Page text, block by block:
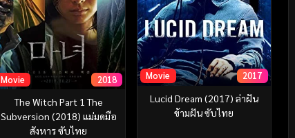
Movie 2018
The Witch Part 1 The
Subversion (2018) แม่มดมือ
สังหาร ซับไทย
Movie 2017
Lucid Dream (2017) ล่าฝัน
ข้ามฝัน ซับไทย